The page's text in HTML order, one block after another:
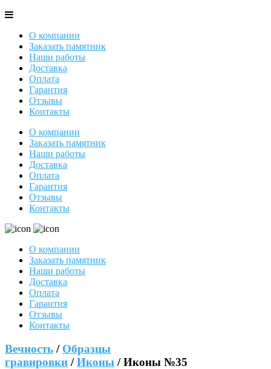
О компании
Заказать памятник
Наши работы
Доставка
Оплата
Гарантия
Отзывы
Контакты
О компании
Заказать памятник
Наши работы
Доставка
Оплата
Гарантия
Отзывы
Контакты
О компании
Заказать памятник
Наши работы
Доставка
Оплата
Гарантия
Отзывы
Контакты
Вечность / Образцы
гравировки /Иконы / Иконы №35